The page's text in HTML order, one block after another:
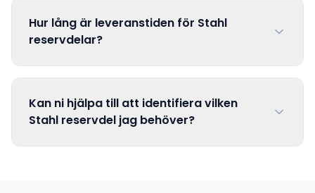
Hur lång är leveranstiden för Stahl
reservdelar?
Kan ni hjälpa till att identifiera vilken
Stahl reservdel jag behöver?